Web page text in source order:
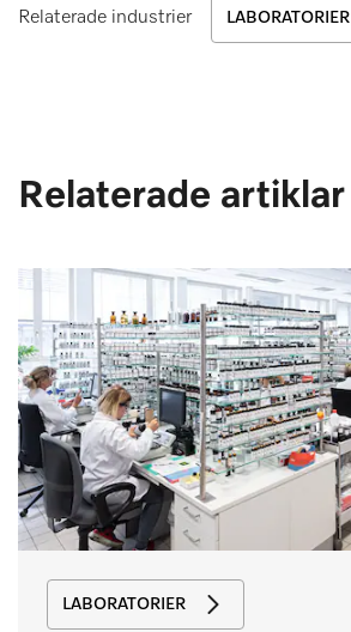
Relaterade industrier LABORATORIER
Relaterade artiklar
LABORATORIER